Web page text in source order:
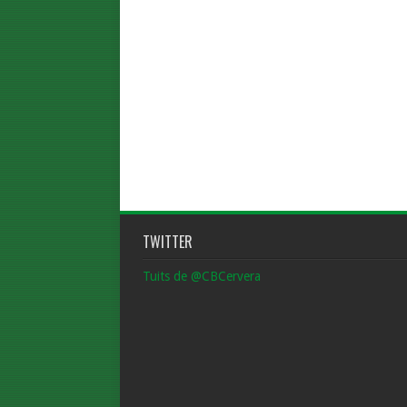
TWITTER
Tuits de @CBCervera